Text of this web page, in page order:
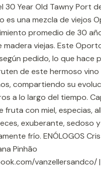
30 Year Old Tawny Port
es una mezcla de viejos
promedio de 30
madera viejas. Este
pedido, lo que hace
de este hermoso
compartiendo su
a lo largo del tiempo.
fruta con miel, especias,
exuberante, sedoso
frío. ENÓLOGOS
Pinhão
vanzellersandco/ |